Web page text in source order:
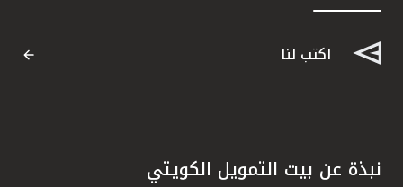
خدمات ما بعد البيع
اكتب لنا
نبذة عن بيت التمويل الكويتي